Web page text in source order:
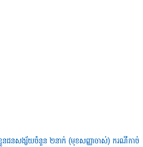
ខ្លួនជនសង្ស័យចំនួន ២នាក់ (មុខសញ្ញាចាស់) ករណីកាច់